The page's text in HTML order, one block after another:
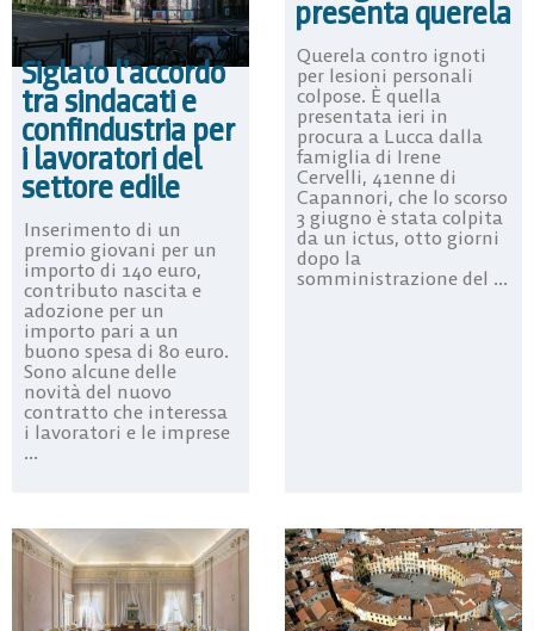
Siglato l’accordo
tra sindacati e
confindustria per
i lavoratori del
settore edile
Inserimento di un
premio giovani per un
importo di 140 euro,
contributo nascita e
adozione per un
importo pari a un
buono spesa di 80 euro.
Sono alcune delle
novità del nuovo
contratto che interessa
i lavoratori e le imprese
...
presenta querela
Querela contro ignoti
per lesioni personali
colpose. È quella
presentata ieri in
procura a Lucca dalla
famiglia di Irene
Cervelli, 41enne di
Capannori, che lo scorso
3 giugno è stata colpita
da un ictus, otto giorni
dopo la
somministrazione del ...